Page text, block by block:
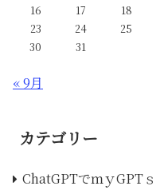
16
17 18
23
24 25
30
31
« 9月
カテゴリー
ChatGPTでｍｙGPTｓ